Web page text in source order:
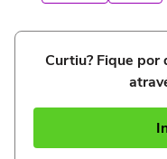
Curtiu? Fique